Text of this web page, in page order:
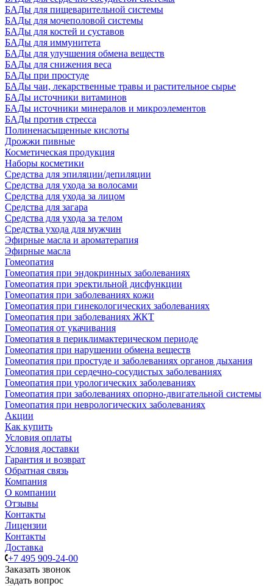
БАДы для пищеварительной системы
БАДы для мочеполовой системы
БАДы для костей и суставов
БАДы для иммунитета
БАДы для улучшения обмена веществ
БАДы для снижения веса
БАДы при простуде
БАДы чаи, лекарственные травы и растительное сырье
БАДы источники витаминов
БАДы источники минералов и микроэлементов
БАДы против стресса
Полиненасыщенные кислоты
Дрожжи пивные
Косметическая продукция
Наборы косметики
Средства для эпиляции/депиляции
Средства для ухода за волосами
Средства для ухода за лицом
Средства для загара
Средства для ухода за телом
Средства ухода для мужчин
Эфирные масла и ароматерапия
Эфирные масла
Гомеопатия
Гомеопатия при эндокринных заболеваниях
Гомеопатия при эректильной дисфункции
Гомеопатия при заболеваниях кожи
Гомеопатия при гинекологических заболеваниях
Гомеопатия при заболеваниях ЖКТ
Гомеопатия от укачивания
Гомеопатия в периклимактерическом периоде
Гомеопатия при нарушении обмена веществ
Гомеопатия при простуде и заболеваниях органов дыхания
Гомеопатия при сердечно-сосудистых заболеваниях
Гомеопатия при урологических заболеваниях
Гомеопатия при заболеваниях опорно-двигательной системы
Гомеопатия при неврологических заболеваниях
Акции
Как купить
Условия оплаты
Условия доставки
Гарантия и возврат
Обратная связь
Компания
О компании
Отзывы
Контакты
Лицензии
Контакты
Доставка
+7 495 909-24-00
Заказать звонок
Задать вопрос